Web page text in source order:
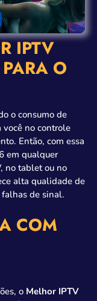
IPTV
O
o consumo de
você no controle
Então, com essa
em qualquer
no tablet ou no
alta qualidade de
de sinal.
COM
o Melhor IPTV